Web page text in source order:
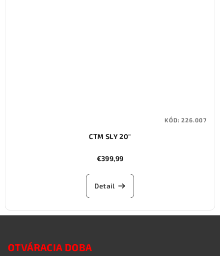
CTM SLY 20"
€399,99
Detail
KÓD:226.007
OTVÁRACIA DOBA